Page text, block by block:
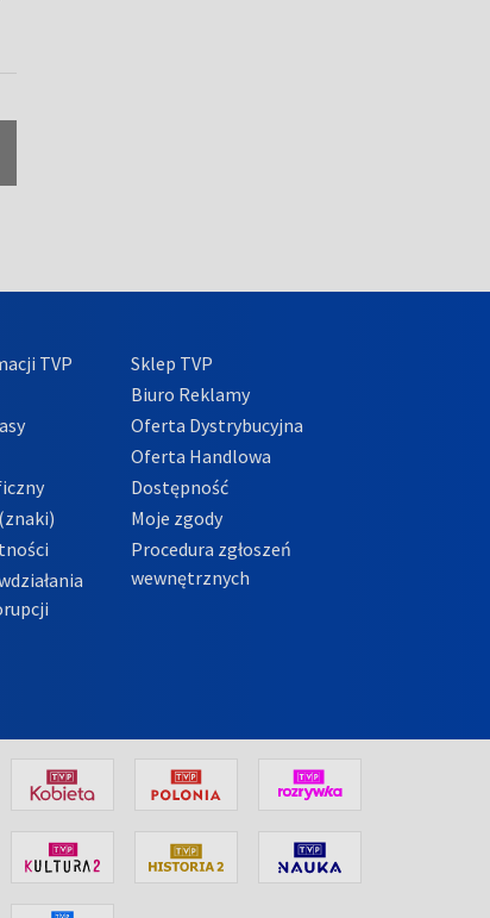
TVP
Sklep TVP
Biuro Reklamy
Oferta Dystrybucyjna
Oferta Handlowa
Dostępność
Moje zgody
Procedura zgłoszeń
wewnętrznych